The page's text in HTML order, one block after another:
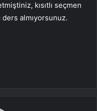
kısıtlı seçmen
almıyorsunuz.